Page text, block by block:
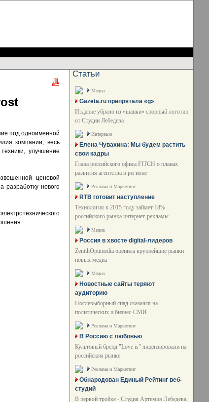
под одноименной
компании, весь
улучшение
ценовой
нового
Статьи
Медиа
Gazeta.ru припрятала «g»
Издание убрало из «шапки» спорный логотип
от Студии Лебедева
Интервью
Елена Чувахина: Мы будем растить
свои кадры
Глава российского офиса FITCH о планах
развития агентства в регионе
Реклама и Маркетинг
RTB готовит наступление
Технология к 2015 году займет 18%
российского рынка интернет-рекламы
Медиа
Россия в хвосте digital-лидеров
ZenithOptimedia оценила крупнейшие рынки
новых медиа
Медиа
Новостные сайты теряют
аудиторию
Послевыборный спад сказался на
политических и бизнес-СМИ
Реклама и Маркетинг
В Россию с любовью
Культовый бренд "Love is" лицензировали на
российском рынке
Реклама и Маркетинг
Обнародован Единый Рейтинг веб-
студий
В первой тройке - Студия Артемия Лебедева,